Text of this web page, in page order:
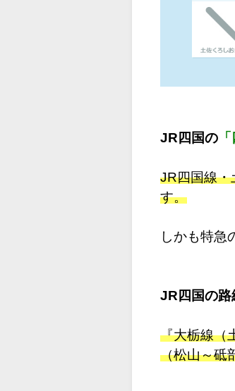
JR四国の
JR四国線・
す。
しかも特急
JR四国の路
『大栃線（
（松山～砥